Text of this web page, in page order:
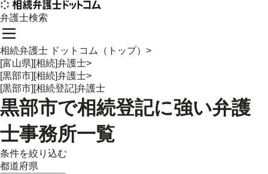
弁護士検索
相続弁護士 ドットコム（トップ） >
[富山県][相続]弁護士>
[黒部市][相続]弁護士>
[黒部市][相続登記]弁護士
黒部市で相続登記に強い弁護
士事務所一覧
条件を絞り込む
都道府県